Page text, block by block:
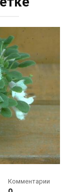
Комментарии